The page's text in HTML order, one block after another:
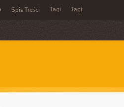
Spis Treści Tagi Tagi